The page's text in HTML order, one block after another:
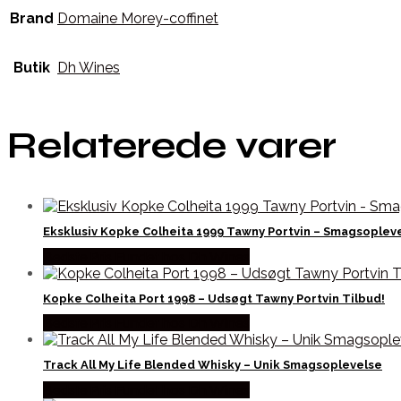
Brand Domaine Morey-coffinet
Butik Dh Wines
Relaterede varer
Eksklusiv Kopke Colheita 1999 Tawny Portvin –
Kopke Colheita Port 1998 – Udsøgt Tawny Portvin Tilbud!
Track All My Life Blended Whisky – Unik Smagsoplevelse